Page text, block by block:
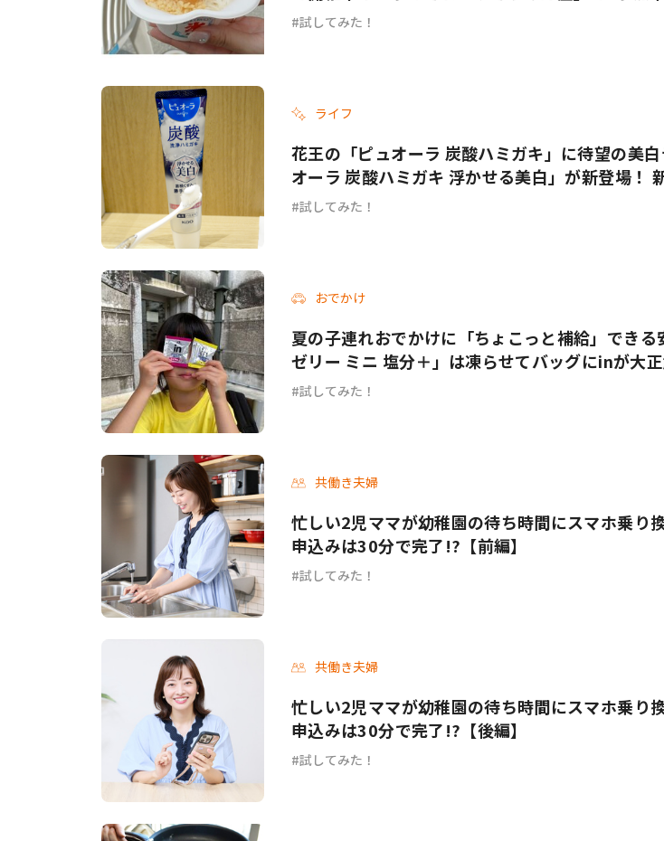
体験してきた
試してみた！
ライフ
花王の「ピュオーラ 炭酸ハミガキ」に待望の美
オーラ 炭酸ハミガキ 浮かせる美白」が新登場！
試してみた
試してみた！
おでかけ
夏の子連れおでかけに「ちょこっと補給」できる
ゼリー ミニ 塩分＋」は凍らせてバッグにinが大正
試してみた！
共働き夫婦
忙しい2児ママが幼稚園の待ち時間にスマホ乗
申込みは30分で完了!?【前編】
試してみた！
共働き夫婦
忙しい2児ママが幼稚園の待ち時間にスマホ乗
申込みは30分で完了!?【後編】
試してみた！